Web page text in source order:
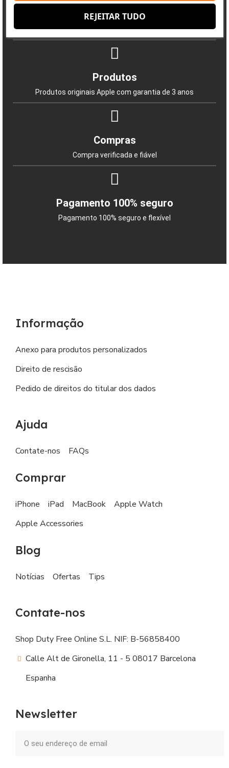
Entrega
Envio rápido e seguro
Produtos
Produtos originais Apple com garantia de 3 anos
Compras
Compra verificada e fiável
Pagamento 100% seguro
Pagamento 100% seguro e flexível
REJEITAR TUDO
Informação
Anexo para produtos personalizados
Direito de rescisão
Pedido de direitos do titular dos dados
Ajuda
Contate-nos FAQs
Comprar
iPhone iPad MacBook
Apple Watch
Apple Accessories
Blog
Notícias Ofertas Tips
Contate-nos
Shop Duty Free Online S.L. NIF: B-56858400
Calle Alt de Gironella, 11 - 5 08017 Barcelona
Espanha
Newsletter